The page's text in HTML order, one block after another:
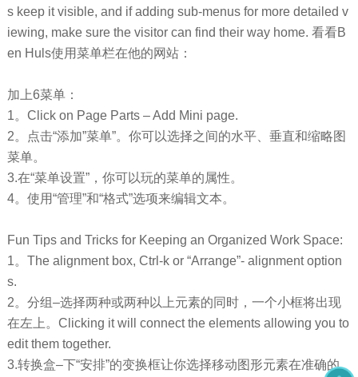
s keep it visible, and if adding sub-menus for more detailed v
iewing, make sure the visitor can find their way home. 看看B
en Huls使用菜单栏在他的网站：
加上6菜单：
1。Click on Page Parts – Add Mini page.
2。点击“添加”菜单”。你可以选择之间的水平、垂直和缩略图
菜单。
3.在“菜单设置”，你可以玩的菜单的属性。
4。使用“管理”和“格式”选项来编辑文本。
Fun Tips and Tricks for Keeping an Organized Work Space:
1。The alignment box, Ctrl-k or “Arrange”- alignment option
s.
2。分组–选择两种或两种以上元素的同时，一个小框将出现
在左上。Clicking it will connect the elements allowing you to
edit them together.
3.转换盒–下“安排”的变换框让你选择移动图形元素在准确的